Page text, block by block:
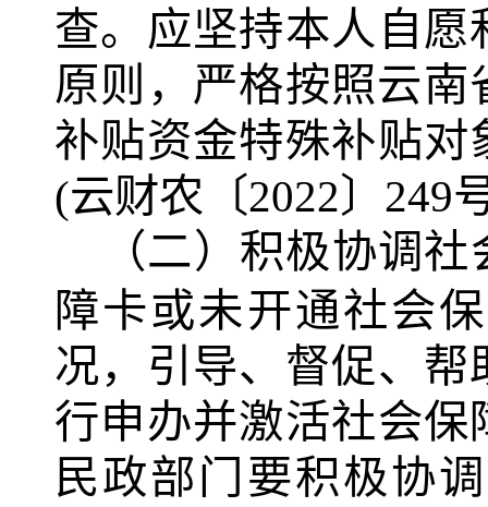
查。应坚持本人自
原则，严格按照云南
补贴资金特殊补贴
(云财农〔2022〕 249
（二）积极协调
障卡或未开通社会
况，引导、督促、
行申办并激活社会
民政部门要积极协